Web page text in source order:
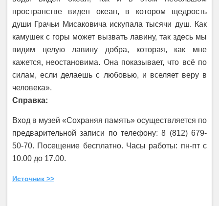
пространстве виден океан, в котором щедрость
души Грачьи Мисаковича искупала тысячи душ. Как
камушек с горы может вызвать лавину, так здесь мы
видим целую лавину добра, которая, как мне
кажется, неостановима. Она показывает, что всё по
силам, если делаешь с любовью, и вселяет веру в
человека».
Справка:
Вход в музей «Сохраняя память» осуществляется по
предварительной записи по телефону: 8 (812) 679-
50-70. Посещение бесплатно. Часы работы: пн-пт с
10.00 до 17.00.
Источник >>